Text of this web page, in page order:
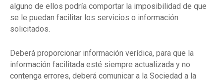
alguno de ellos podría comportar la imposibilidad de que
se le puedan facilitar los servicios o información
solicitados.
Deberá proporcionar información verídica, para que la
información facilitada esté siempre actualizada y no
contenga errores, deberá comunicar a la Sociedad a la